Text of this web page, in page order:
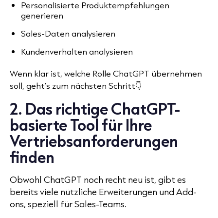
Personalisierte Produktempfehlungen
generieren
Sales-Daten analysieren
Kundenverhalten analysieren
Wenn klar ist, welche Rolle ChatGPT übernehmen
soll, geht’s zum nächsten Schritt👇
2. Das richtige ChatGPT-
basierte Tool für Ihre
Vertriebsanforderungen
finden
Obwohl ChatGPT noch recht neu ist, gibt es
bereits viele nützliche Erweiterungen und Add-
ons, speziell für Sales-Teams.